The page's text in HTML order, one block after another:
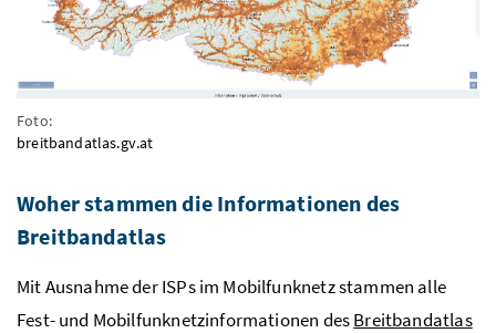
Foto:
breitbandatlas.gv.at
Woher stammen die Informationen des
Breitbandatlas
Mit Ausnahme der ISPs im Mobilfunknetz stammen alle
Fest- und Mobilfunknetzinformationen desBreitbandatlas